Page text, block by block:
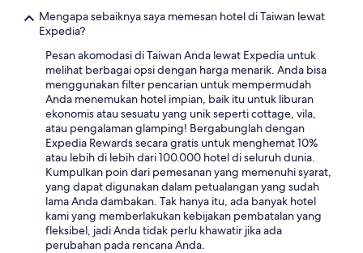
Mengapa sebaiknya saya memesan hotel di Taiwan lewat
Expedia?
Pesan akomodasi di Taiwan Anda lewat Expedia untuk
melihat berbagai opsi dengan harga menarik. Anda bisa
menggunakan filter pencarian untuk mempermudah
Anda menemukan hotel impian, baik itu untuk liburan
ekonomis atau sesuatu yang unik seperti cottage, vila,
atau pengalaman glamping! Bergabunglah dengan
Expedia Rewards secara gratis untuk menghemat 10%
atau lebih di lebih dari 100.000 hotel di seluruh dunia.
Kumpulkan poin dari pemesanan yang memenuhi syarat,
yang dapat digunakan dalam petualangan yang sudah
lama Anda dambakan. Tak hanya itu, ada banyak hotel
kami yang memberlakukan kebijakan pembatalan yang
fleksibel, jadi Anda tidak perlu khawatir jika ada
perubahan pada rencana Anda.